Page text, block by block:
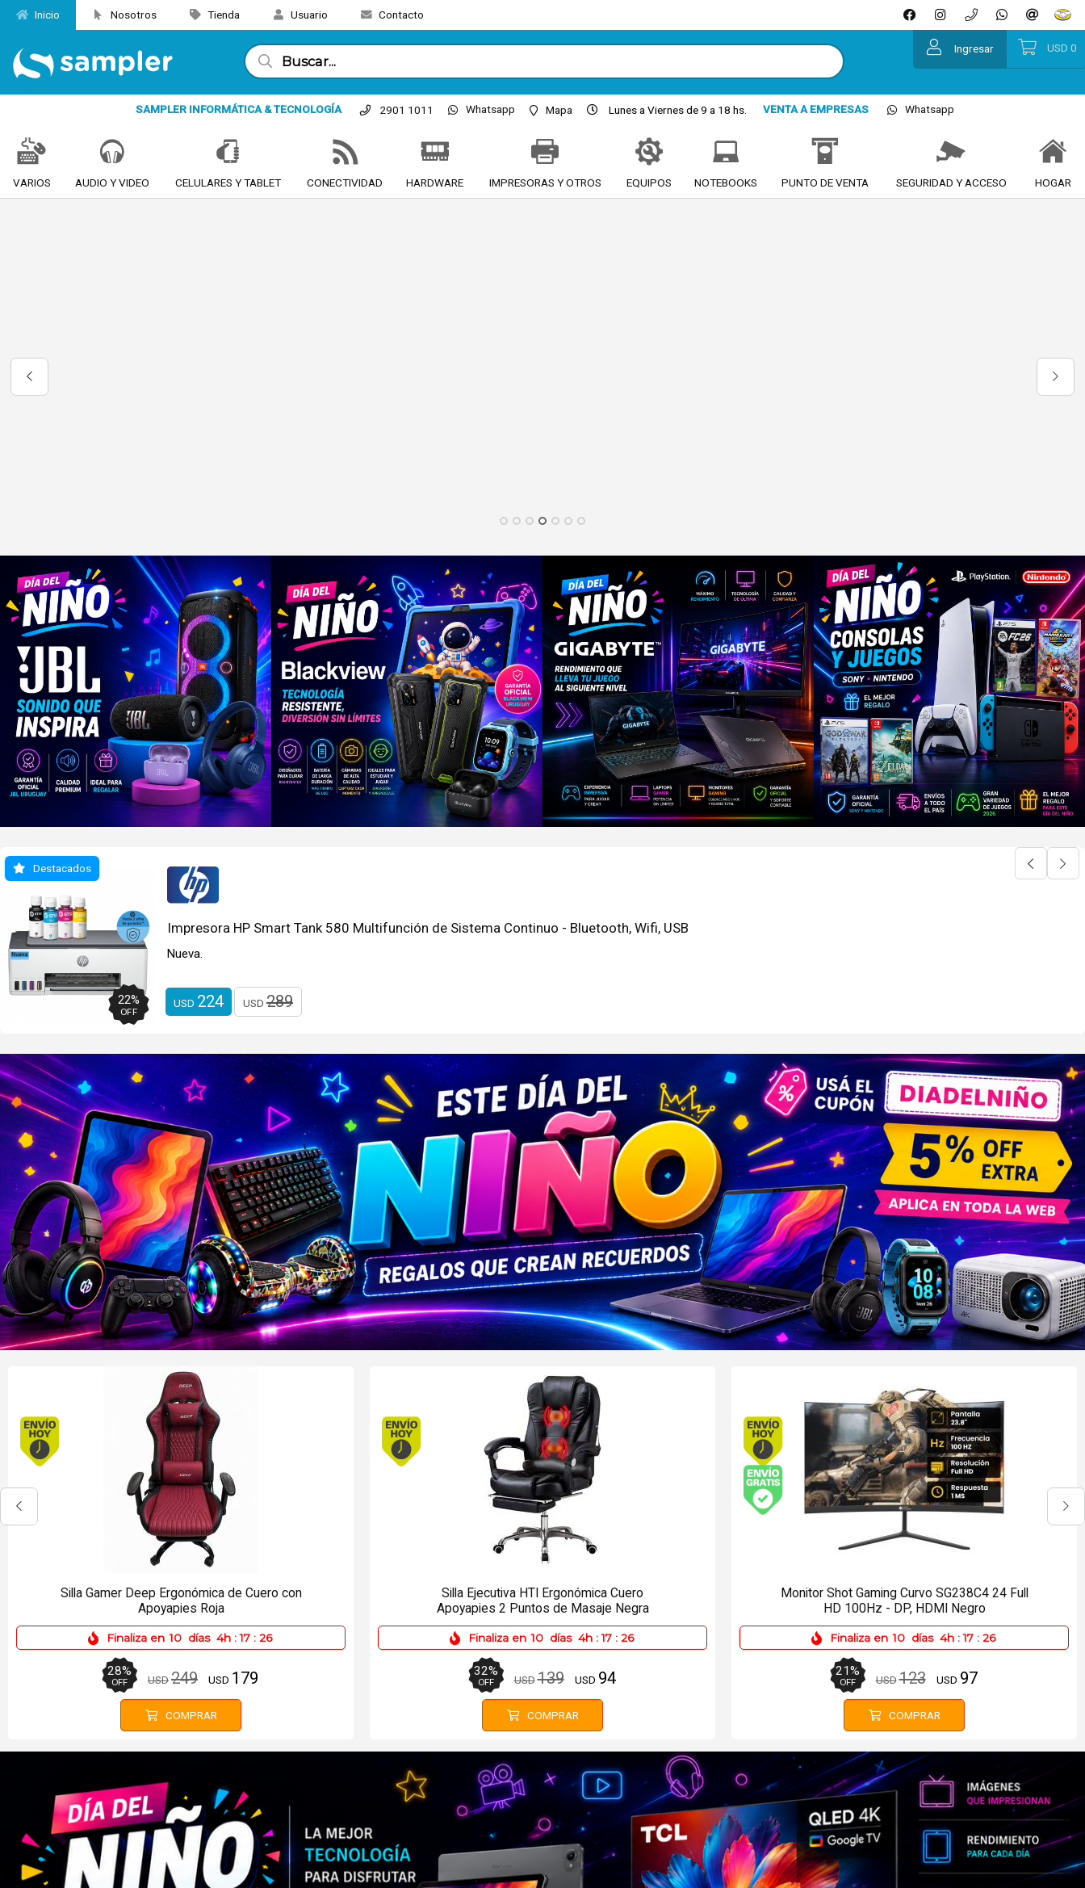
Inicio Nosotros Tienda Usuario Contacto
Ingresar USD 0
SAMPLER INFORMÁTICA & TECNOLOGÍA 2901 1011 Whatsapp Mapa Lunes a Viernes de 9 a 18 hs. VENTA A EMPRESAS Whatsapp
VARIOS AUDIO Y VIDEO CELULARES Y TABLET CONECTIVIDAD HARDWARE IMPRESORAS Y OTROS EQUIPOS NOTEBOOKS PUNTO DE VENTA SEGURIDAD Y ACCESO HOGAR
Destacados
Impresora HP Smart Tank 580 Multifunción de Sistema Continuo - Bluetooth, Wifi, USB
Nueva.
22%
OFF
USD 224 USD 289
Envío hoy. Comprando antes de 13Hs.
Mochila Targus City TSB89004L hasta 15.6
Negra
Finaliza en 10 días 4h : 17 : 26
44%
OFF USD34 USD 19
COMPRAR
Envío hoy. Comprando antes de 13Hs.
Gabinete Gamer Shot SUP-C490A Pecera
Vidrio Templado (Sin Fuente)
Finaliza en 10 días 4h : 17 : 26
14%
OFF USD87 USD75
COMPRAR
Envío hoy. Comprando antes de 13Hs.
Envío gratis (Ver Envíos y Pagos)
Patineta Eléctrica Hoverboard Bluetooth Azul
Nebulosa
Finaliza en 10 días 4h : 17 : 26
29%
OFF USD199 USD141
COMPRAR